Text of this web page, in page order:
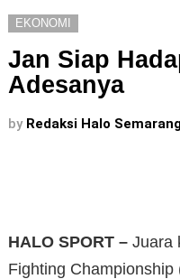
EKONOMI
Jan Siap
Adesanya
by Redaksi Halo
HALO SPORT – Juara
Fighting